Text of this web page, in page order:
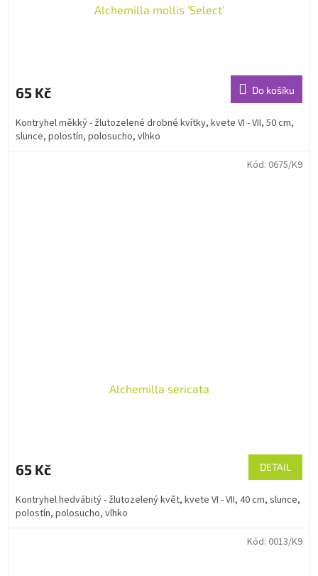
Alchemilla mollis ’Select’
65 Kč Do košíku
Kontryhel měkký - žlutozelené drobné kvítky, kvete VI - VII, 50 cm,
slunce, polostín, polosucho, vlhko
Alchemilla sericata
65 Kč DETAIL
Kontryhel hedvábitý - žlutozelený květ, kvete VI - VII, 40 cm, slunce,
polostín, polosucho, vlhko
Kód: 0675/K9
Kód: 0013/K9